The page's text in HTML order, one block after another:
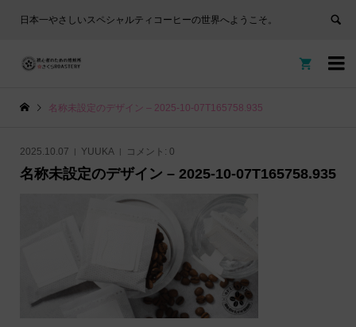
日本一やさしいスペシャルティコーヒーの世界へようこそ。


名称未設定のデザイン – 2025-10-07T165758.935
2025.10.07 YUUKA コメント: 0
名称未設定のデザイン – 2025-10-07T165758.935